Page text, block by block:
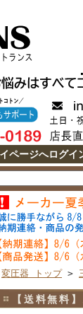
ページへログイ
変圧器 トップ>
【送料無